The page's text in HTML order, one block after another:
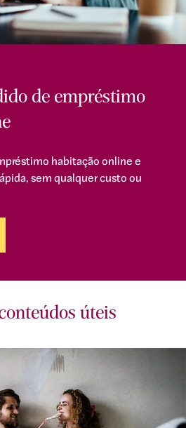
de empréstimo
habitação online e
sem qualquer custo ou
úteis